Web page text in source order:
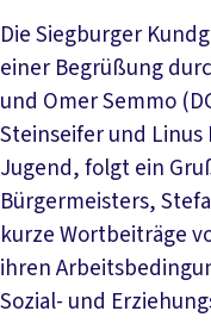
Die Siegburger
einer Begrüßung
und Omer Semmo
Steinseifer und
Jugend, folgt ein
Bürgermeisters,
kurze Wortbeiträge
ihren
Sozial- und